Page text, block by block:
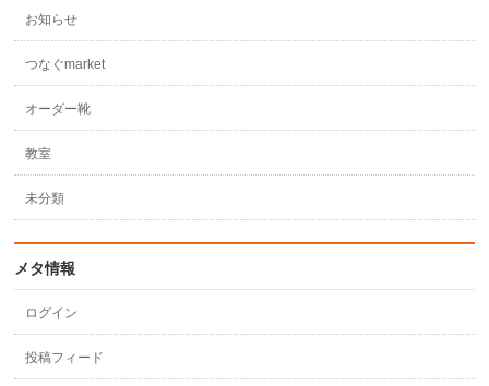
お知らせ
つなぐmarket
オーダー靴
教室
未分類
メタ情報
ログイン
投稿フィード